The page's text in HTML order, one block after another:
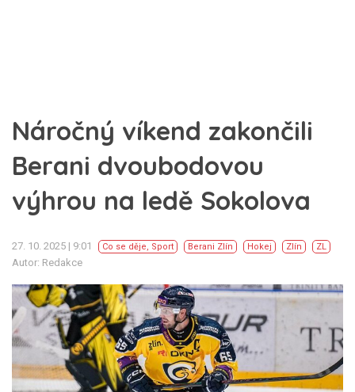
Náročný víkend zakončili
Berani dvoubodovou
výhrou na ledě Sokolova
27. 10. 2025 | 9:01 Co se děje, Sport Berani Zlín Hokej Zlín ZL
Autor: Redakce